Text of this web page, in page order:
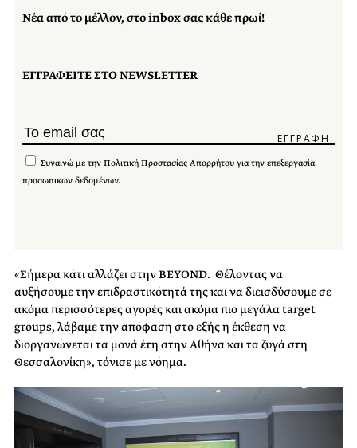
Νέα από το μέλλον, στο inbox σας κάθε πρωί!
ΕΓΓΡΑΦΕΙΤΕ ΣΤΟ NEWSLETTER
Συναινώ με την Πολιτική Προστασίας Απορρήτου για την επεξεργασία
προσωπικών δεδομένων.
«Σήμερα κάτι αλλάζει στηνBEYOND. Θέλοντας να
αυξήσουμε την επιδραστικότητά της και να διεισδύσουμε σε
ακόμα περισσότερες αγορές και ακόμα πιο μεγάλαtarget
groups, λάβαμε την απόφαση στο εξής η έκθεση να
διοργανώνεται τα μονά έτη στην Αθήνα και τα ζυγά στη
Θεσσαλονίκη», τόνισε με νόημα.